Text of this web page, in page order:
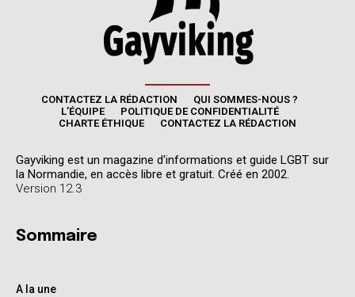
CONTACTEZ LA RÉDACTION
QUI SOMMES-NOUS ?
L’ÉQUIPE
POLITIQUE DE CONFIDENTIALITÉ
CHARTE ÉTHIQUE
CONTACTEZ LA RÉDACTION
Gayviking est un magazine d'informations et guide LGBT sur
la Normandie, en accès libre et gratuit. Créé en 2002.
Version 12.3
Sommaire
A la une